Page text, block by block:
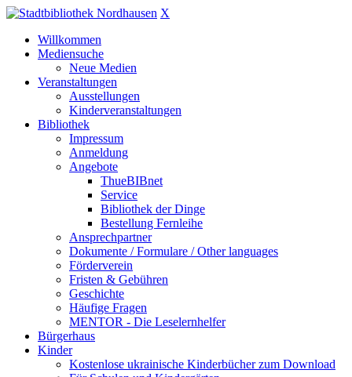
X
Willkommen
Mediensuche
Neue Medien
Veranstaltungen
Ausstellungen
Kinderveranstaltungen
Bibliothek
Impressum
Anmeldung
Angebote
ThueBIBnet
Service
Bibliothek der Dinge
Bestellung Fernleihe
Ansprechpartner
Dokumente / Formulare / Other languages
Förderverein
Fristen & Gebühren
Geschichte
Häufige Fragen
MENTOR - Die Leselernhelfer
Bürgerhaus
Kinder
Kostenlose ukrainische Kinderbücher zum Download